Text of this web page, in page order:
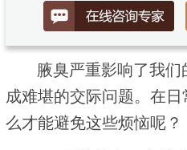
腋臭严重影响了我
成难堪的交际问题。在
么才能避免这些烦恼呢？